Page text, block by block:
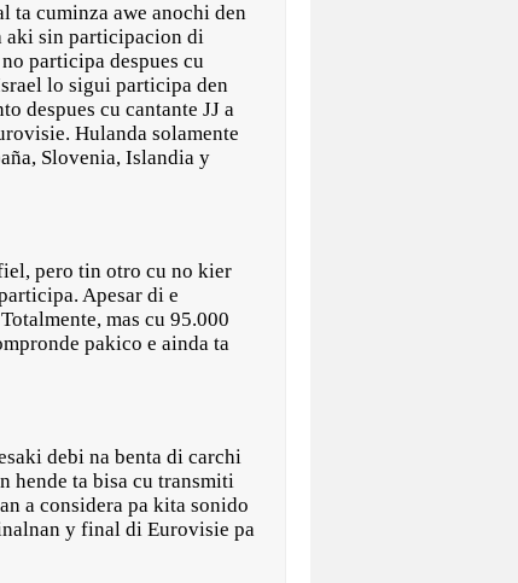
ta cuminza awe anochi den
aki sin participacion di
participa despues cu
lo sigui participa den
despues cu cantante JJ a
Hulanda solamente
Slovenia, Islandia y
pero tin otro cu no kier
Apesar di e
mas cu 95.000
pakico e ainda ta
debi na benta di carchi
hende ta bisa cu transmiti
a considera pa kita sonido
y final di Eurovisie pa